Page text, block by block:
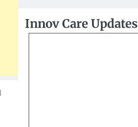
Innov Care Updates